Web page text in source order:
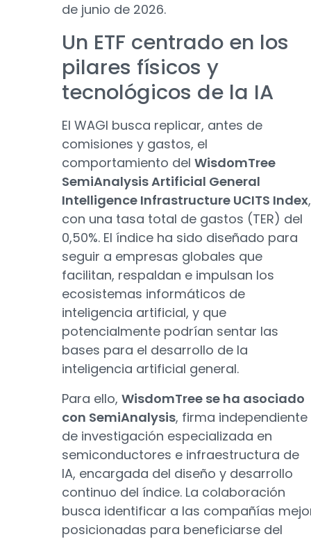
de junio de 2026.
Un ETF centrado en los
pilares físicos y
tecnológicos de la IA
El WAGI busca replicar, antes de
comisiones y gastos, el
comportamiento del WisdomTree
SemiAnalysis Artificial General
Intelligence Infrastructure UCITS Index,
con una tasa total de gastos (TER) del
0,50%. El índice ha sido diseñado para
seguir a empresas globales que
facilitan, respaldan e impulsan los
ecosistemas informáticos de
inteligencia artificial, y que
potencialmente podrían sentar las
bases para el desarrollo de la
inteligencia artificial general.
Para ello, WisdomTree se ha asociado
con SemiAnalysis, firma independiente
de investigación especializada en
semiconductores e infraestructura de
IA, encargada del diseño y desarrollo
continuo del índice. La colaboración
busca identificar a las compañías
posicionadas para beneficiarse del